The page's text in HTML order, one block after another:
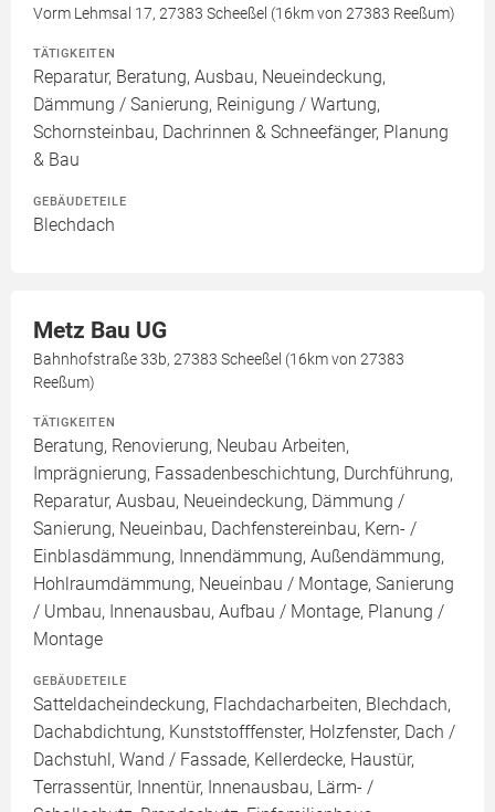
Vorm Lehmsal 17, 27383 Scheeßel (16km von 27383 Reeßum)
TÄTIGKEITEN
Reparatur, Beratung, Ausbau, Neueindeckung,
Dämmung / Sanierung, Reinigung / Wartung,
Schornsteinbau, Dachrinnen & Schneefänger, Planung
& Bau
GEBÄUDETEILE
Blechdach
Metz Bau UG
Bahnhofstraße 33b, 27383 Scheeßel (16km von 27383
Reeßum)
TÄTIGKEITEN
Beratung, Renovierung, Neubau Arbeiten,
Imprägnierung, Fassadenbeschichtung, Durchführung,
Reparatur, Ausbau, Neueindeckung, Dämmung /
Sanierung, Neueinbau, Dachfenstereinbau, Kern- /
Einblasdämmung, Innendämmung, Außendämmung,
Hohlraumdämmung, Neueinbau / Montage, Sanierung
/ Umbau, Innenausbau, Aufbau / Montage, Planung /
Montage
GEBÄUDETEILE
Satteldacheindeckung, Flachdacharbeiten, Blechdach,
Dachabdichtung, Kunststofffenster, Holzfenster, Dach /
Dachstuhl, Wand / Fassade, Kellerdecke, Haustür,
Terrassentür, Innentür, Innenausbau, Lärm- /